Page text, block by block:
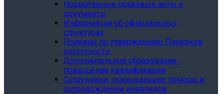
Нормативные правовые акты и
документы
Информация об официальных
структурах
Приказы по утверждению Порядков
доступности
Дополнительное образование -
повышение квалификации
Сотрудники, оказывающие помощь в
сопровождении инвалидов